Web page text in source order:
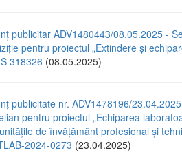
publicitar ADV1480443/08.05.2025 -
pentru proiectul „Extindere și
318326 (08.05.2025)
publicitate nr. ADV1478196/
pentru proiectul „Echiparea
de învățământ profesional și
2024-0273 (23.04.2025)